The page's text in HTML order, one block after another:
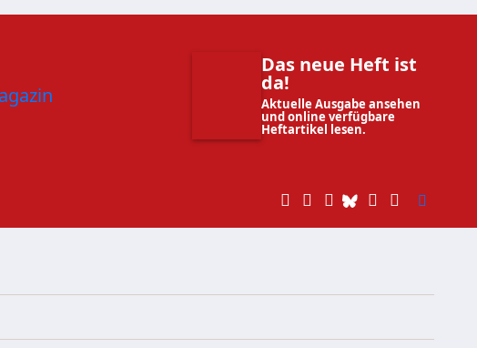
Das neue Heft ist
da!
Aktuelle Ausgabe ansehen
und online verfügbare
Heftartikel lesen.